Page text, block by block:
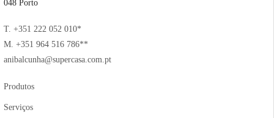
048 Porto
T. +351 222 052 010*
M. +351 964 516 786**
anibalcunha@supercasa.com.pt
Produtos
Serviços